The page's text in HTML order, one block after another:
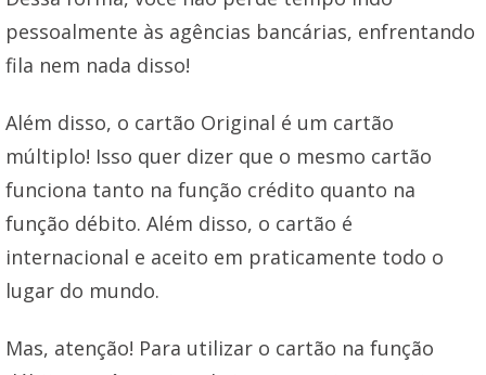
pessoalmente às agências bancárias, enfrentando
fila nem nada disso!
Além disso, o cartão Original é um cartão
múltiplo! Isso quer dizer que o mesmo cartão
funciona tanto na função crédito quanto na
função débito. Além disso, o cartão é
internacional e aceito em praticamente todo o
lugar do mundo.
Mas, atenção! Para utilizar o cartão na função